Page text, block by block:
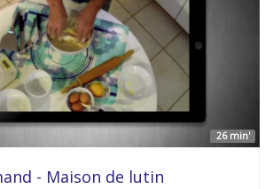
26 min'
- Maison de lutin